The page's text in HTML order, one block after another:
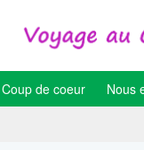
Coup de coeur Nous